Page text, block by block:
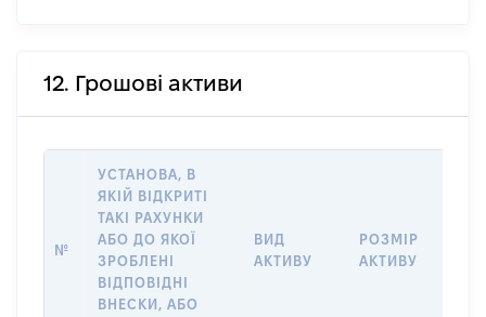
12. Грошові активи
№
УСТАНОВА, В
ЯКІЙ ВІДКРИТІ
ТАКІ РАХУНКИ
АБО ДО ЯКОЇ
ЗРОБЛЕНІ
ВІДПОВІДНІ
ВНЕСКИ, АБО
ВИД
АКТИВУ
РОЗМІР
АКТИВУ